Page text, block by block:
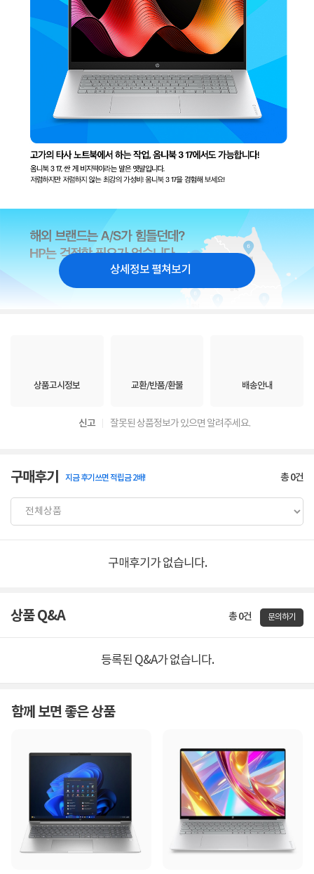
상세정보 펼쳐보기
상품고시정보 교환/반품/환불 배송안내
신고 잘못된 상품정보가 있으면 알려주세요.
구매후기 지금 후기쓰면 적립금 2배! 총0건
구매후기가 없습니다.
상품 Q&A 총 0건 문의하기
등록된 Q&A가 없습니다.
함께 보면 좋은 상품